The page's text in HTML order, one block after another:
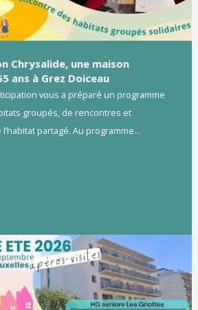
Chrysalide, une maison
ans à Grez Doiceau
vous a préparé un programme
groupés, de rencontres et
partagé. Au programme...